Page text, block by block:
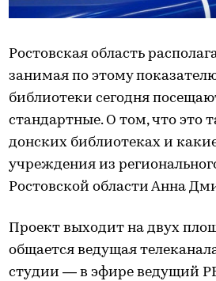
Ростовская область
занимая по этому
библиотеки сегодня
стандартные. О том, что это
донских библиотеках и
учреждения из
Ростовской области Анна
Проект выходит на двух
общается ведущая
студии — в эфире ведущий